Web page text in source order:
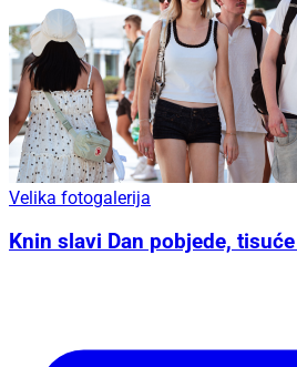
Velika fotogalerija
Knin slavi Dan pobjede,